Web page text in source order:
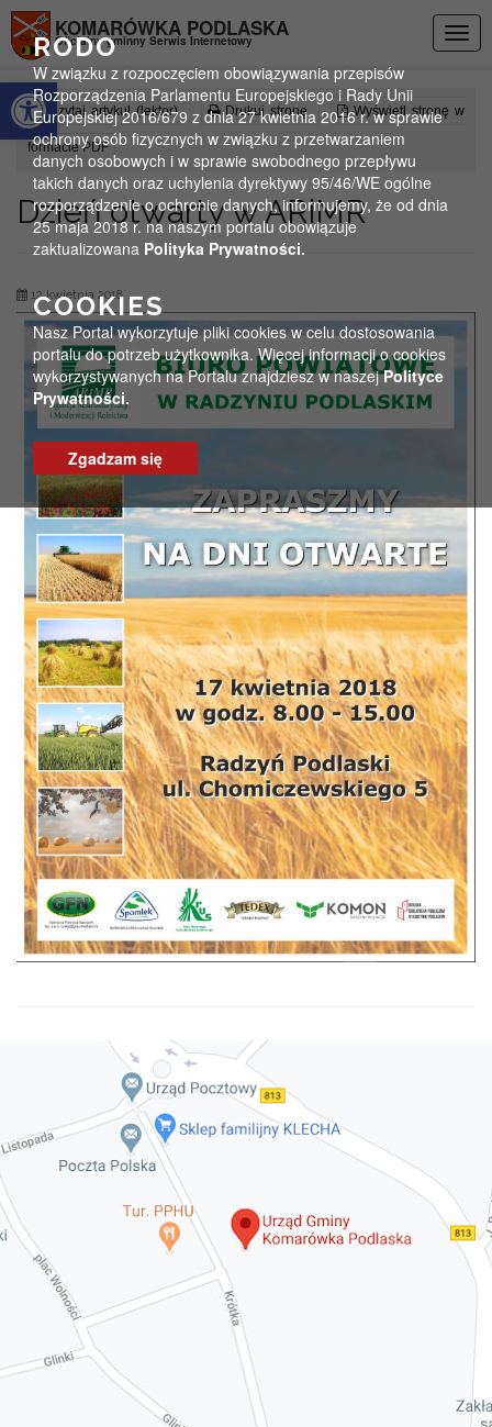
Otwórz pasek narzędzi
KOMARÓWKA PODLASKA
Oficjalny gminny Serwis Internetowy
Czytaj artykuł (lektor) Drukuj stronę Wyświetl stronę w
formacie PDF
Dzień otwarty w ARiMR
12 kwietnia 2018
RODO
W związku z rozpoczęciem obowiązywania przepisów
Rozporządzenia Parlamentu Europejskiego i Rady Unii
Europejskiej 2016/679 z dnia 27 kwietnia 2016 r. w sprawie
ochrony osób fizycznych w związku z przetwarzaniem
danych osobowych i w sprawie swobodnego przepływu
takich danych oraz uchylenia dyrektywy 95/46/WE ogólne
rozporządzenie o ochronie danych, informujemy, że od dnia
25 maja 2018 r. na naszym portalu obowiązuje
zaktualizowana Polityka Prywatności.
COOKIES
Nasz Portal wykorzytuje pliki cookies w celu dostosowania
portalu do potrzeb użytkownika. Więcej informacji o cookies
wykorzystywanych na Portalu znajdziesz w naszejPolityce
Prywatności.
Zgadzam się